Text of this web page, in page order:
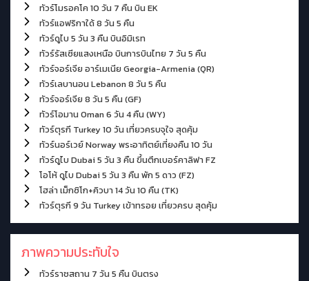
ทัวร์โมรอคโค 10 วัน 7 คืน บิน EK
ทัวร์แอฟริกาใด้ 8 วัน 5 คืน
ทัวร์ดูไบ 5 วัน 3 คืน บินอิมิเรท
ทัวร์รัสเซียแสงเหนือ บินการบินไทย 7 วัน 5 คืน
ทัวร์จอร์เจีย อาร์เมเนีย Georgia-Armenia (QR)
ทัวร์เลบานอน Lebanon 8 วัน 5 คืน
ทัวร์จอร์เจีย 8 วัน 5 คืน (GF)
ทัวร์โอมาน Oman 6 วัน 4 คืน (WY)
ทัวร์ตุรกี Turkey 10 วัน เที่ยวครบจุใจ สุดคุ้ม
ทัวร์นอร์เวย์ Norway พระอาทิตย์เที่ยงคืน 10 วัน
ทัวร์ดูไบ Dubai 5 วัน 3 คืน ขึ้นตึกเบอร์คาลิฟา FZ
โอโห้ ดูไบ Dubai 5 วัน 3 คืน พัก 5 ดาว (FZ)
โฮล่า เม็กซิโก+คิวบา 14 วัน 10 คืน (TK)
ทัวร์ตุรกี 9 วัน Turkey เข้าทรอย เที่ยวครบ สุดคุ้ม
ภาพความประทับใจ
ทัวร์ราชสถาน 7 วัน 5 คืน บินตรง